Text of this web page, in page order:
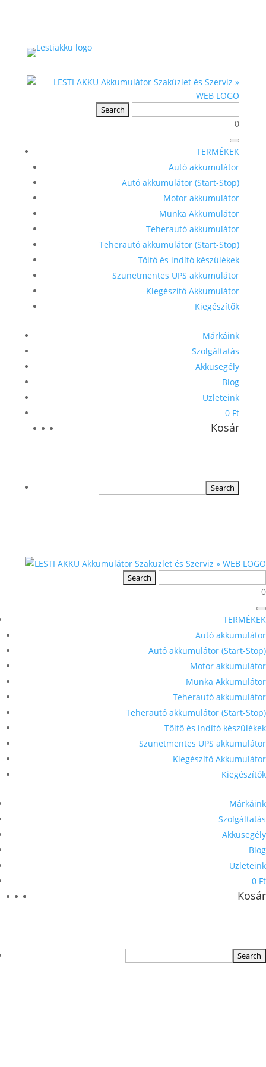
0
TERMÉKEK
Autó akkumulátor
Autó akkumulátor (Start-Stop)
Motor akkumulátor
Munka Akkumulátor
Teherautó akkumulátor
Teherautó akkumulátor (Start-Stop)
Töltő és indító készülékek
Szünetmentes UPS akkumulátor
Kiegészítő Akkumulátor
Kiegészítők
Márkáink
Szolgáltatás
Akkusegély
Blog
Üzleteink
0 Ft
Kosár
0
TERMÉKEK
Autó akkumulátor
Autó akkumulátor (Start-Stop)
Motor akkumulátor
Munka Akkumulátor
Teherautó akkumulátor
Teherautó akkumulátor (Start-Stop)
Töltő és indító készülékek
Szünetmentes UPS akkumulátor
Kiegészítő Akkumulátor
Kiegészítők
Márkáink
Szolgáltatás
Akkusegély
Blog
Üzleteink
0 Ft
Kosár